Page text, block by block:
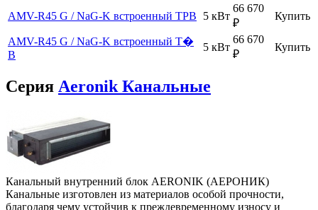
AMV-R45 G / NaG-K встроенный ТРВ
5 кВт
66 670
₽
Купить
AMV-R45 G / NaG-K встроенный Т�
В
5 кВт
66 670
₽
Купить
Серия Aeronik Канальные
Канальный внутренний блок AERONIK (АЕРОНИК)
Канальные изготовлен из материалов особой прочности,
благодаря чему устойчив к преждевременному износу и